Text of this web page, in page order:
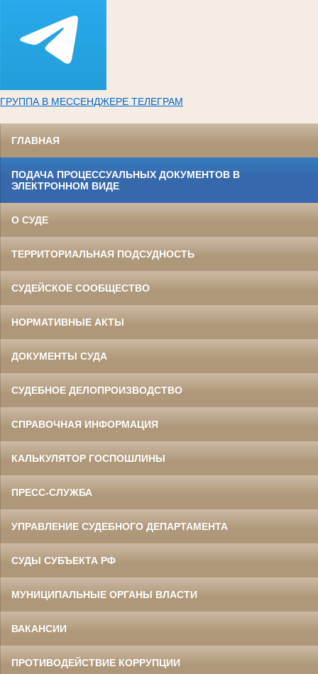
ГРУППА В МЕССЕНДЖЕРЕ ТЕЛЕГРАМ
ГЛАВНАЯ
ПОДАЧА ПРОЦЕССУАЛЬНЫХ ДОКУМЕНТОВ В
ЭЛЕКТРОННОМ ВИДЕ
О СУДЕ
ТЕРРИТОРИАЛЬНАЯ ПОДСУДНОСТЬ
СУДЕЙСКОЕ СООБЩЕСТВО
НОРМАТИВНЫЕ АКТЫ
ДОКУМЕНТЫ СУДА
СУДЕБНОЕ ДЕЛОПРОИЗВОДСТВО
СПРАВОЧНАЯ ИНФОРМАЦИЯ
КАЛЬКУЛЯТОР ГОСПОШЛИНЫ
ПРЕСС-СЛУЖБА
УПРАВЛЕНИЕ СУДЕБНОГО ДЕПАРТАМЕНТА
СУДЫ СУБЪЕКТА РФ
МУНИЦИПАЛЬНЫЕ ОРГАНЫ ВЛАСТИ
ВАКАНСИИ
ПРОТИВОДЕЙСТВИЕ КОРРУПЦИИ